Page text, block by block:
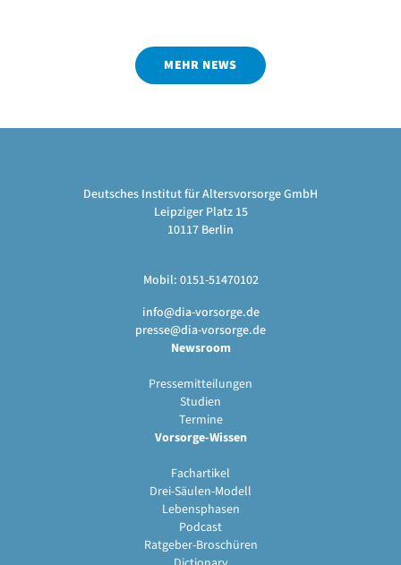
MEHR NEWS
Deutsches Institut für Altersvorsorge GmbH
Leipziger Platz 15
10117 Berlin
Mobil: 0151-51470102
info@dia-vorsorge.de
presse@dia-vorsorge.de
Newsroom
Pressemitteilungen
Studien
Termine
Vorsorge-Wissen
Fachartikel
Drei-Säulen-Modell
Lebensphasen
Podcast
Ratgeber-Broschüren